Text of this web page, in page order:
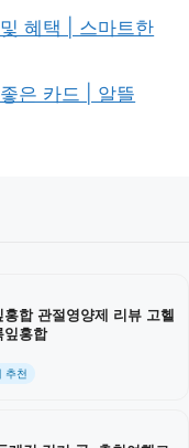
혜택 | 스마트한
은 카드 | 알뜰
홍합 관절영양제 리뷰 고헬
잎홍합
추천